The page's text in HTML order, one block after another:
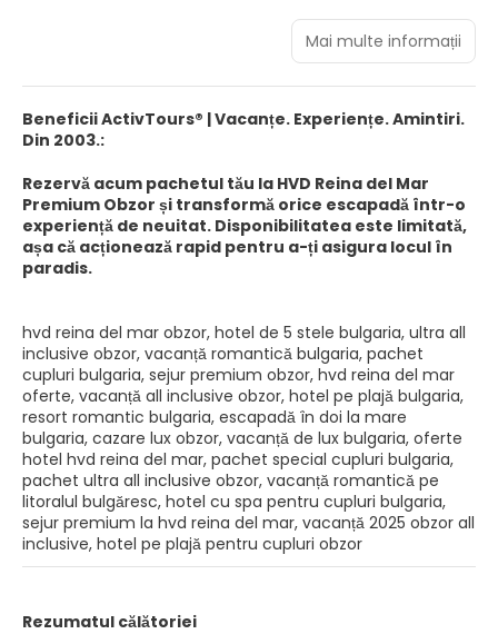
camerele şi suitele de la HVD Reina del Mar - Premium
Spa Service & Free Parking includ seif gratuit, minibar
gratuit reaprovizionat zilnic, aparat de cafea, meniu de
perne special și TV cu ecran de 43 inch. Fiecare are baie
dotată cu duș și articole de toaletă de marcă. Toate
unităţile au balcon sau terasă mobilată. Se oferă acces
precum și un mic dejun târziu pentru cei care preferă să
doarmă mai mult. HVD Reina del Mar - Premium Spa
Service & Free Parking are acces gratuit la centrul spa cu
sală de fitness şi o piscină interioară. Cel mai apropiat
aeroport este Aeroportul Burgas, situat la 62 km de
proprietate.
Mai multe informații
Beneficii ActivTours® | Vacanțe. Experiențe. Amintiri.
Din 2003.:
Rezervă acum pachetul tău la HVD Reina del Mar
Premium Obzor și transformă orice escapadă într-o
experiență de neuitat. Disponibilitatea este limitată,
așa că acționează rapid pentru a-ți asigura locul în
paradis.
hvd reina del mar obzor, hotel de 5 stele bulgaria, ultra all
inclusive obzor, vacanță romantică bulgaria, pachet
cupluri bulgaria, sejur premium obzor, hvd reina del mar
oferte, vacanță all inclusive obzor, hotel pe plajă bulgaria,
resort romantic bulgaria, escapadă în doi la mare
bulgaria, cazare lux obzor, vacanță de lux bulgaria, oferte
hotel hvd reina del mar, pachet special cupluri bulgaria,
pachet ultra all inclusive obzor, vacanță romantică pe
litoralul bulgăresc, hotel cu spa pentru cupluri bulgaria,
sejur premium la hvd reina del mar, vacanță 2025 obzor all
inclusive, hotel pe plajă pentru cupluri obzor
Rezumatul călătoriei